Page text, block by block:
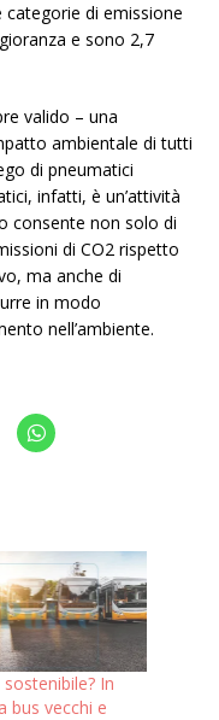
di emissione
e sono 2,7
valido – una
ambientale di tutti
di pneumatici
infatti, è un’attività
consente non solo di
di CO2 rispetto
ma anche di
in modo
nell’ambiente.
In
bus vecchi e